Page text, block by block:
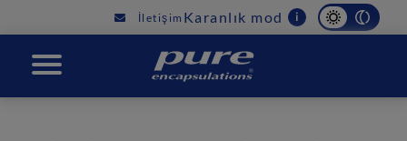
navigation
İletişim Karanlık mod i
PURE